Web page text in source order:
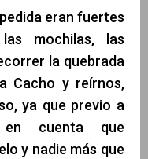
eran fuertes
mochilas, las
la quebrada
Cacho y reírnos,
ya que previo a
cuenta que
y nadie más que